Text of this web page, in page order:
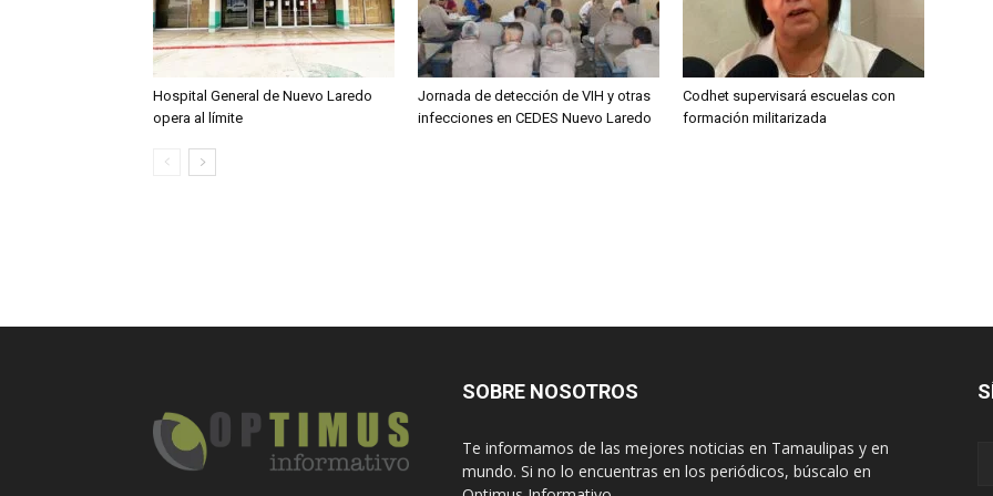
Hospital General de Nuevo Laredo
opera al límite
Jornada de detección de VIH y otras
infecciones en CEDES Nuevo Laredo
Codhet supervisará escuelas con
formación militarizada
SOBRE NOSOTROS
Te informamos de las mejores noticias en Tamaulipas y en
mundo. Si no lo encuentras en los periódicos, búscalo en